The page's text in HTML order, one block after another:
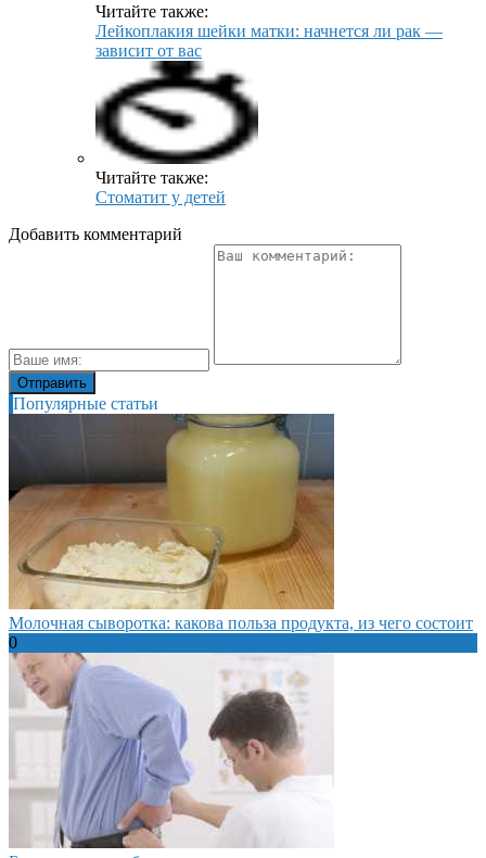
Читайте также:
Лейкоплакия шейки матки: начнется ли рак —
зависит от вас
Читайте также:
Стоматит у детей
Добавить комментарий
Популярные статьи
Молочная сыворотка: какова польза продукта, из чего состоит
0